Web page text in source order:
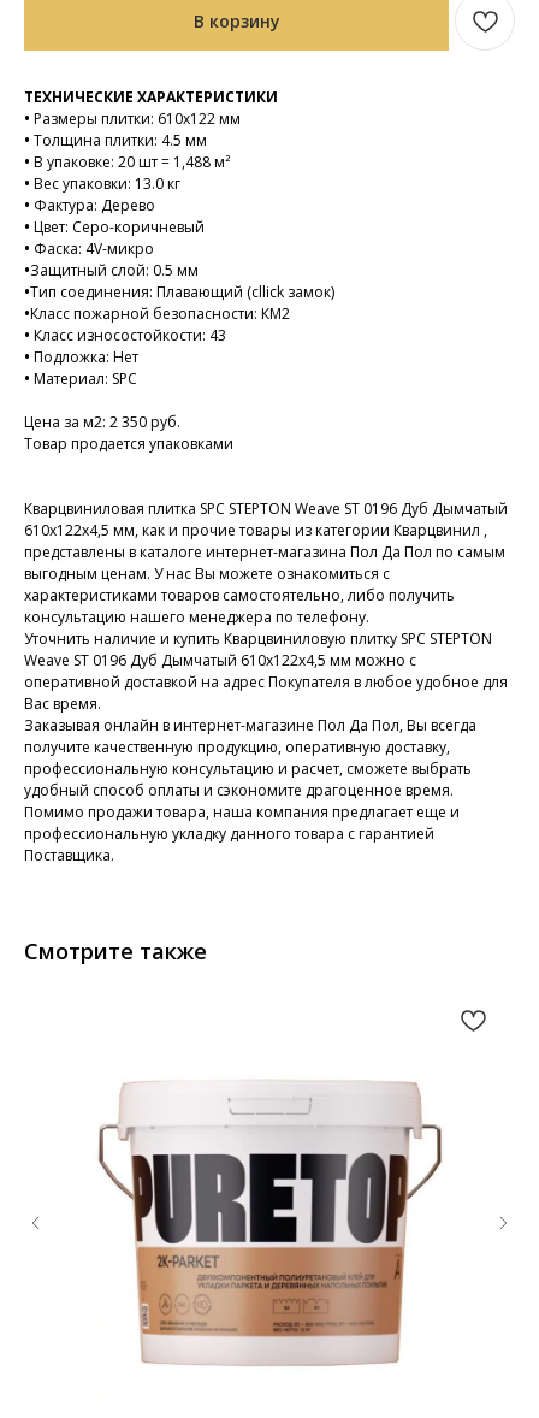
В корзину
ТЕХНИЧЕСКИЕ ХАРАКТЕРИСТИКИ
• Размеры плитки: 610х122 мм
• Толщина плитки: 4.5 мм
• В упаковке: 20 шт = 1,488 м²
• Вес упаковки: 13.0 кг
• Фактура: Дерево
• Цвет: Серо-коричневый
• Фаска: 4V-микро
•Защитный слой: 0.5 мм
•Тип соединения: Плавающий (cllick замок)
•Класс пожарной безопасности: КМ2
• Класс износостойкости: 43
• Подложка: Нет
• Материал: SPC
Цена за м2: 2 350 руб.
Товар продается упаковками
Кварцвиниловая плитка SPC STEPTON Weave ST 0196 Дуб Дымчатый
610х122х4,5 мм, как и прочие товары из категории Кварцвинил ,
представлены в каталоге интернет-магазина Пол Да Пол по самым
выгодным ценам. У нас Вы можете ознакомиться с
характеристиками товаров самостоятельно, либо получить
консультацию нашего менеджера по телефону.
Уточнить наличие и купить Кварцвиниловую плитку SPC STEPTON
Weave ST 0196 Дуб Дымчатый 610х122х4,5 мм можно с
оперативной доставкой на адрес Покупателя в любое удобное для
Вас время.
Заказывая онлайн в интернет-магазине Пол Да Пол, Вы всегда
получите качественную продукцию, оперативную доставку,
профессиональную консультацию и расчет, сможете выбрать
удобный способ оплаты и сэкономите драгоценное время.
Помимо продажи товара, наша компания предлагает еще и
профессиональную укладку данного товара с гарантией
Поставщика.
Смотрите также